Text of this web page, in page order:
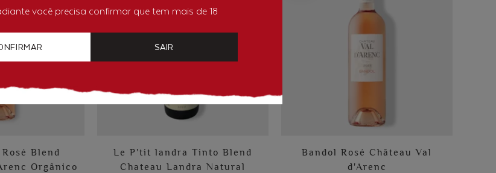
você precisa confirmar que tem mais de 18
SAIR
Blend
Orgânico
Le P'tit landra Tinto Blend
Chateau Landra Natural
Bandol Rosé Château Val
d'Arenc